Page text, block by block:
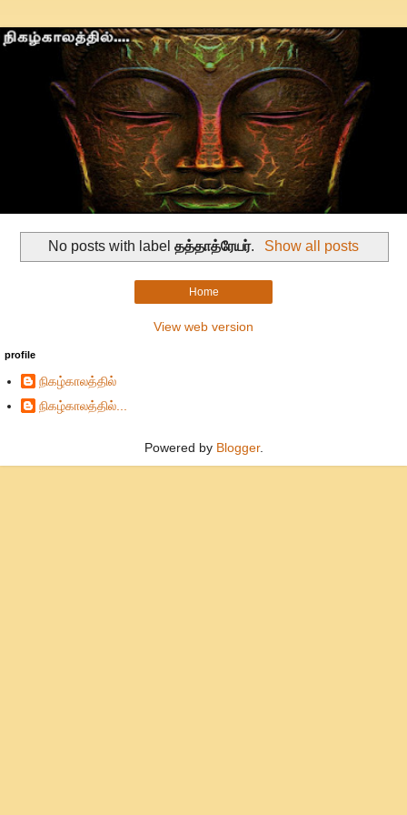
No posts with labelதத்தாத்ரேயர். Show all posts
Home
View web version
profile
நிகழ்காலத்தில்
நிகழ்காலத்தில்...
Powered by Blogger.